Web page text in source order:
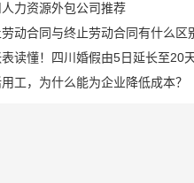
人力资源外包公司推荐
动合同与终止劳动合同有什么区
读懂！四川婚假由5日延长至20天
工，为什么能为企业降低成本？